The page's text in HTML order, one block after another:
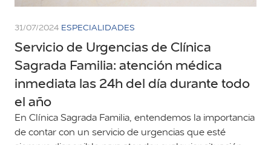
31/07/2024 ESPECIALIDADES
Servicio de Urgencias de Clínica
Sagrada Familia: atención médica
inmediata las 24h del día durante todo
el año
En Clínica Sagrada Familia, entendemos la importancia
de contar con un servicio de urgencias que esté